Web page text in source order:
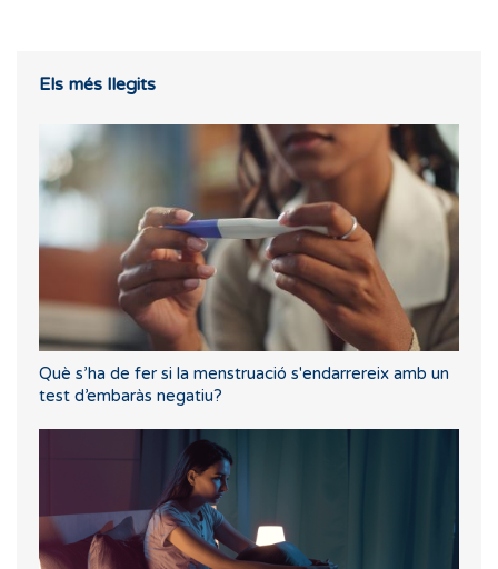
Els més llegits
Què s’ha de fer si la menstruació s'endarrereix amb un
test d’embaràs negatiu?